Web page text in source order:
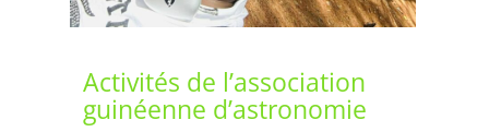
Activités de l’association
guinéenne d’astronomie